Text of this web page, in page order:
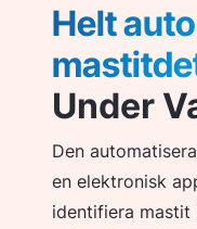
Helt
Under
Den
en elektronisk
identifiera mastit